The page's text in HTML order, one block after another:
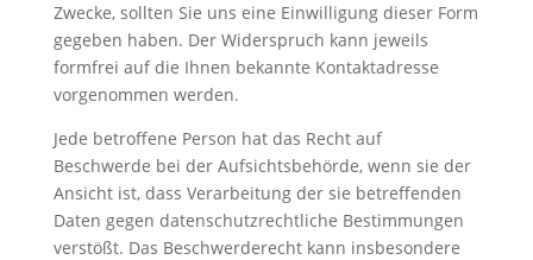
Zwecke, sollten Sie uns eine Einwilligung dieser Form
gegeben haben. Der Widerspruch kann jeweils
formfrei auf die Ihnen bekannte Kontaktadresse
vorgenommen werden.
Jede betroffene Person hat das Recht auf
Beschwerde bei der Aufsichtsbehörde, wenn sie der
Ansicht ist, dass Verarbeitung der sie betreffenden
Daten gegen datenschutzrechtliche Bestimmungen
verstößt. Das Beschwerderecht kann insbesondere